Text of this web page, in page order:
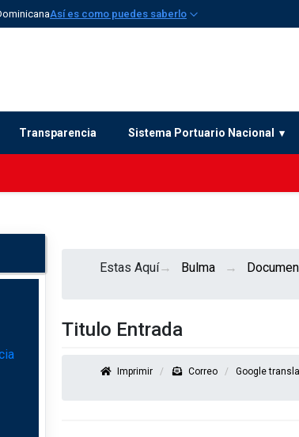
Así es como puedes saberlo
Transparencia Sistema Portuario Nacional
Estas Aquí Bulma
Titulo Entrada
Imprimir Correo Google